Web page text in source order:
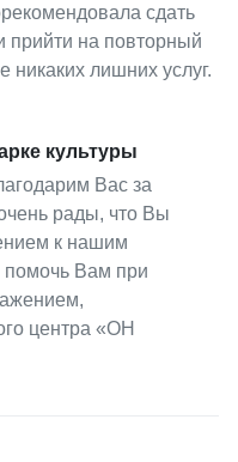
сдать
прийти на повторный
лишних услуг.
культуры
Вас за
рады, что Вы
к нашим
Вам при
центра «ОН